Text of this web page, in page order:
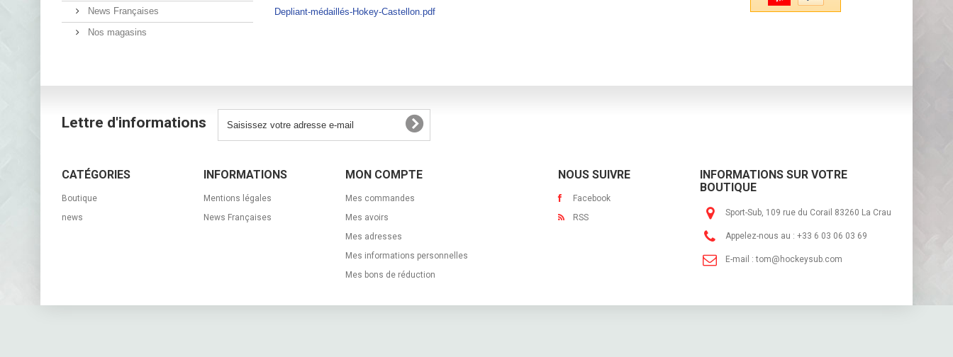
News Françaises
Nos magasins
Depliant-médaillés-Hokey-Castellon.pdf
Lettre d'informations
CATÉGORIES
Boutique
news
INFORMATIONS
Mentions légales
News Françaises
MON COMPTE
Mes commandes
Mes avoirs
Mes adresses
Mes informations personnelles
Mes bons de réduction
NOUS SUIVRE
Facebook
RSS
INFORMATIONS SUR VOTRE
BOUTIQUE
Sport-Sub, 109 rue du Corail 83260 La Crau
Appelez-nous au : +33 6 03 06 03 69
E-mail :tom@hockeysub.com